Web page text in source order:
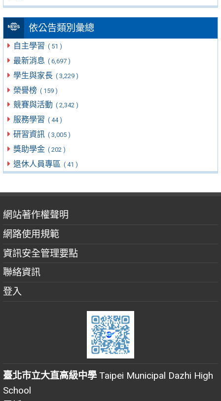
依公告類別彙總
自主學習 ( 51 )
最新消息 ( 6,697 )
學生與家長 ( 3,229 )
榮譽榜 ( 159 )
競賽與活動 ( 2,342 )
服務學習 ( 44 )
研習資訊 ( 3,005 )
獎助學金 ( 202 )
退休人員專區 ( 41 )
網站著作權聲明
網路使用規範
資訊安全管理要點
聯絡資訊
登入
臺北市立大直高級中學 Taipei Municipal Dazhi High
School